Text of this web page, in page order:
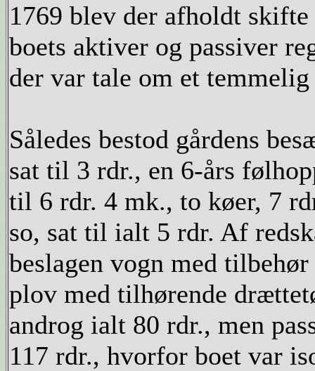
1769 blev der afholdt
boets aktiver og passiver
der var tale om et
Således bestod gårdens
sat til 3 rdr., en 6-års
til 6 rdr. 4 mk., to køer, 7
so, sat til ialt 5 rdr. Af
beslagen vogn med
plov med tilhørende
androg ialt 80 rdr., men
117 rdr., hvorfor boet var